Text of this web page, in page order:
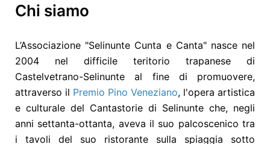
Chi siamo
L’Associazione "Selinunte Cunta e Canta" nasce nel
2004 nel difficile teritorio trapanese di
Castelvetrano-Selinunte al fine di promuovere,
attraverso il Premio Pino Veneziano, l'opera artistica
e culturale del Cantastorie di Selinunte che, negli
anni settanta-ottanta, aveva il suo palcoscenico tra
i tavoli del suo ristorante sulla spiaggia sotto